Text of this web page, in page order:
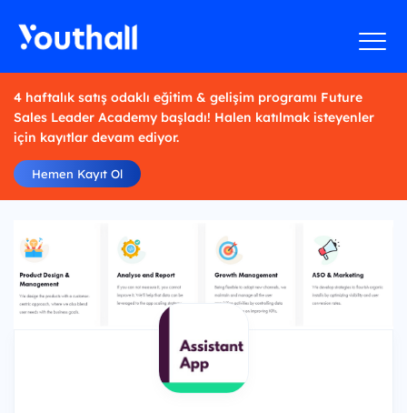
4 haftalık satış odaklı eğitim & gelişim programı Future
Sales Leader Academy başladı! Halen katılmak isteyenler
için kayıtlar devam ediyor.
Hemen Kayıt Ol